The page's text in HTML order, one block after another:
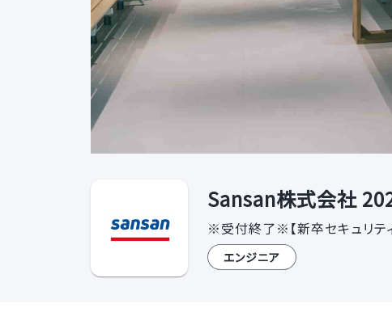
Sansan株式会社
※受付終了※【新卒セキュリテ
エンジニア